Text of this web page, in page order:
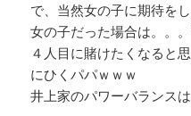
で、当然女の子に期待を
女の子だった場合は。。
４人目に賭けたくなると
にひくパパｗｗｗ
井上家のパワーバランス